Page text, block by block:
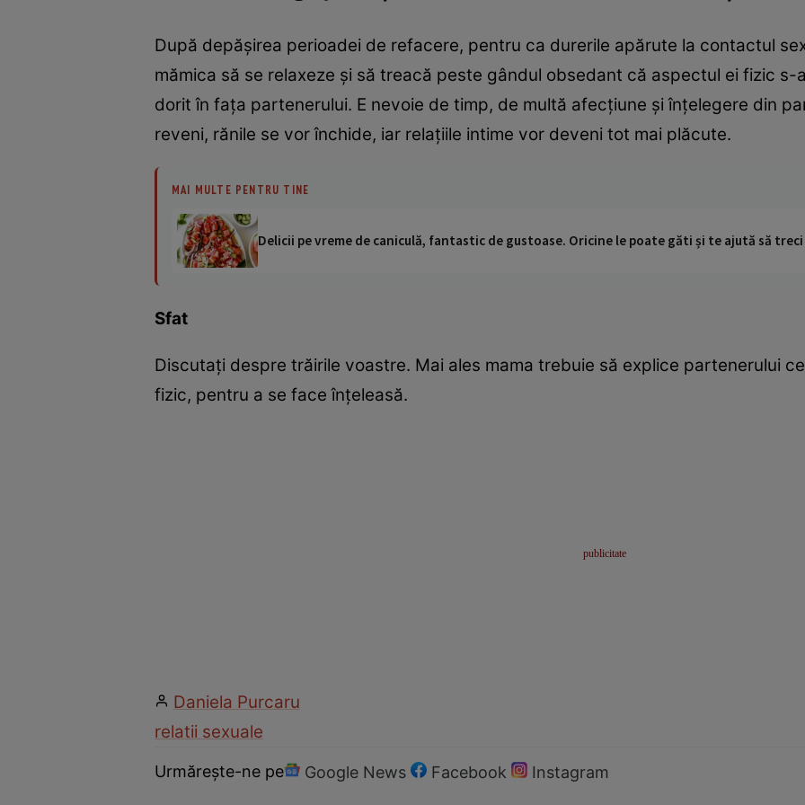
După depăşirea perioadei de refacere, pentru ca durerile apărute la contactul
mămica să se relaxeze şi să treacă peste gândul obsedant că aspectul ei fizic
dorit în faţa partenerului. E nevoie de timp, de multă afecţiune şi înţelegere din
reveni, rănile se vor închide, iar relaţiile intime vor deveni tot mai plăcute.
MAI MULTE PENTRU TINE
Delicii pe vreme de caniculă, fantastic de gustoase. Oricine le poate găti și te ajută să
Sfat
Discutaţi despre trăirile voastre. Mai ales mama trebuie să explice partenerului
fizic, pentru a se face înţeleasă.
Daniela Purcaru
relatii sexuale
Urmărește-ne pe Google News Facebook Instagram